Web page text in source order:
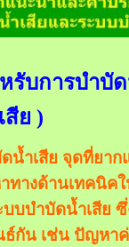
รับการบำบัด
สีย )
น้ำเสีย จุดที่ยา
างด้านเทคนิคใ
บบบำบัดน้ำเสีย
ธ์กัน เช่น ปัญหา